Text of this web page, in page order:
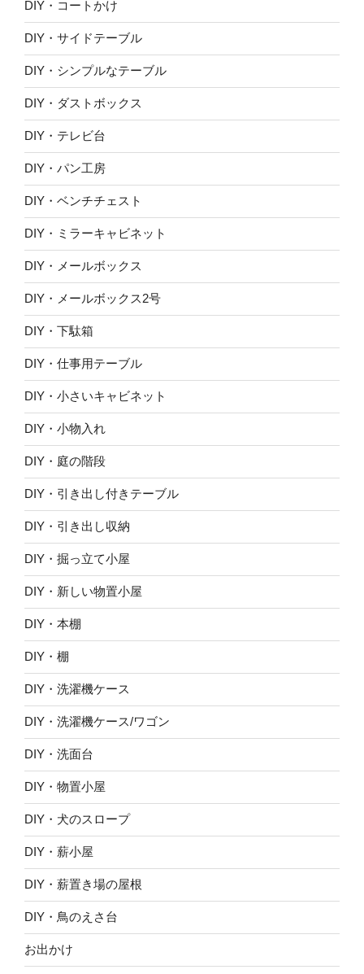
DIY・コートかけ
DIY・サイドテーブル
DIY・シンプルなテーブル
DIY・ダストボックス
DIY・テレビ台
DIY・パン工房
DIY・ベンチチェスト
DIY・ミラーキャビネット
DIY・メールボックス
DIY・メールボックス2号
DIY・下駄箱
DIY・仕事用テーブル
DIY・小さいキャビネット
DIY・小物入れ
DIY・庭の階段
DIY・引き出し付きテーブル
DIY・引き出し収納
DIY・掘っ立て小屋
DIY・新しい物置小屋
DIY・本棚
DIY・棚
DIY・洗濯機ケース
DIY・洗濯機ケース/ワゴン
DIY・洗面台
DIY・物置小屋
DIY・犬のスロープ
DIY・薪小屋
DIY・薪置き場の屋根
DIY・鳥のえさ台
お出かけ